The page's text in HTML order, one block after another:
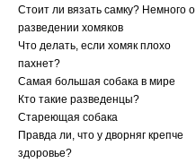
Стоит ли вязать самку? Немного о
разведении хомяков
Что делать, если хомяк плохо
пахнет?
Самая большая собака в мире
Кто такие разведенцы?
Стареющая собака
Правда ли, что у дворняг крепче
здоровье?